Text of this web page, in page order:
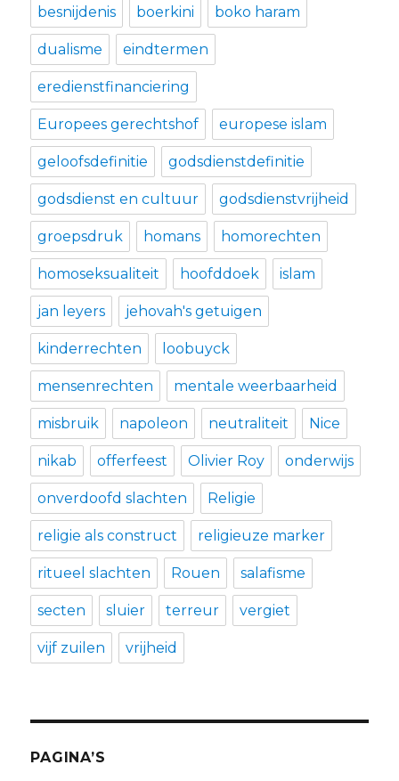
besnijdenis boerkini boko haram
dualisme eindtermen
eredienstfinanciering
Europees gerechtshof europese islam
geloofsdefinitie godsdienstdefinitie
godsdienst en cultuur godsdienstvrijheid
groepsdruk homans homorechten
homoseksualiteit hoofddoek islam
jan leyers jehovah's getuigen
kinderrechten loobuyck
mensenrechten mentale weerbaarheid
misbruik napoleon neutraliteit Nice
nikab offerfeest Olivier Roy onderwijs
onverdoofd slachten Religie
religie als construct religieuze marker
ritueel slachten Rouen salafisme
secten sluier terreur vergiet
vijf zuilen vrijheid
PAGINA’S